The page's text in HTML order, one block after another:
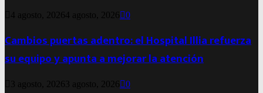
4 agosto, 20264 agosto, 2026 0
Cambios puertas adentro: el Hospital Illia refuerza
su equipo y apunta a mejorar la atención
3 agosto, 2026 3 agosto, 2026 0